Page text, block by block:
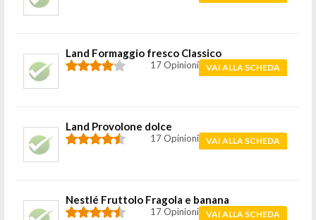
Land Formaggio fresco Classico
17 Opinioni VAI ALLA SCHEDA
Land Provolone dolce
17 Opinioni VAI ALLA SCHEDA
Nestlé Fruttolo Fragola e banana
17 Opinioni VAI ALLA SCHEDA